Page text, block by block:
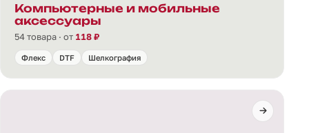
Компьютерные и мобильные
аксессуары
54 товара · от 118 ₽
Флекс DTF Шелкография